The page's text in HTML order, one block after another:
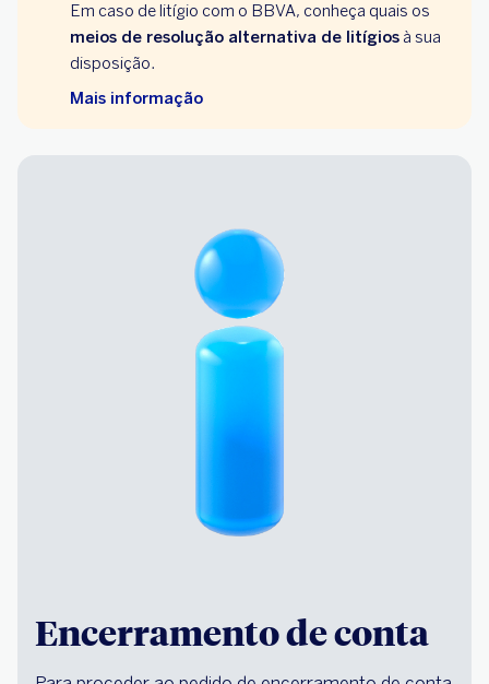
Em caso de litígio com o BBVA, conheça quais os
meios de resolução alternativa de litígios à sua
disposição.
Mais informação
Encerramento de conta